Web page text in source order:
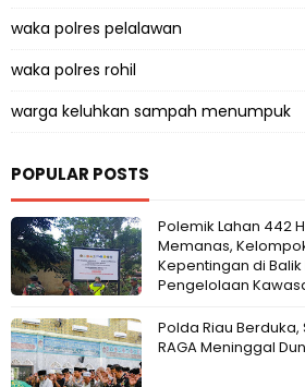
waka polres pelalawan
waka polres rohil
warga keluhkan sampah menumpuk
POPULAR POSTS
Polemik Lahan 442
Memanas,
Kepentingan di
Pengelolaan
Polda Riau
RAGA Meninggal